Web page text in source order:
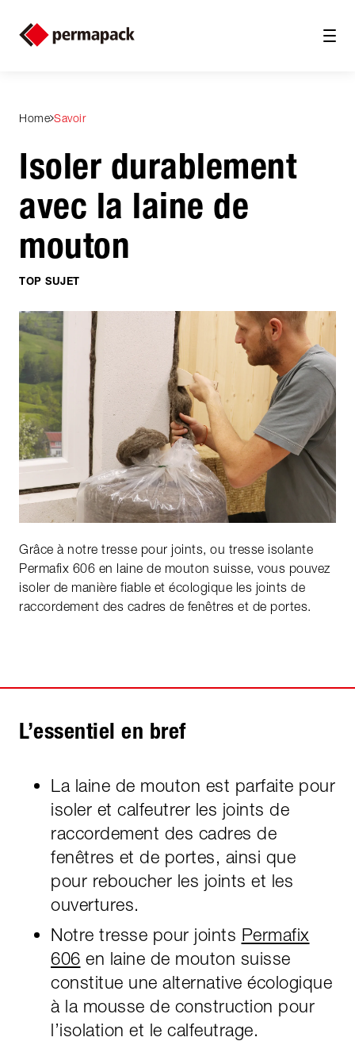
Home Savoir
Isoler durablement
avec la laine de
mouton
TOP SUJET
Grâce à notre tresse pour joints, ou tresse isolante
Permafix 606 en laine de mouton suisse, vous pouvez
isoler de manière fiable et écologique les joints de
raccordement des cadres de fenêtres et de portes.
L’essentiel en bref
La laine de mouton est parfaite pour
isoler et calfeutrer les joints de
raccordement des cadres de
fenêtres et de portes, ainsi que
pour reboucher les joints et les
ouvertures.
Notre tresse pour joints Permafix
606 en laine de mouton suisse
constitue une alternative écologique
à la mousse de construction pour
l’isolation et le calfeutrage.